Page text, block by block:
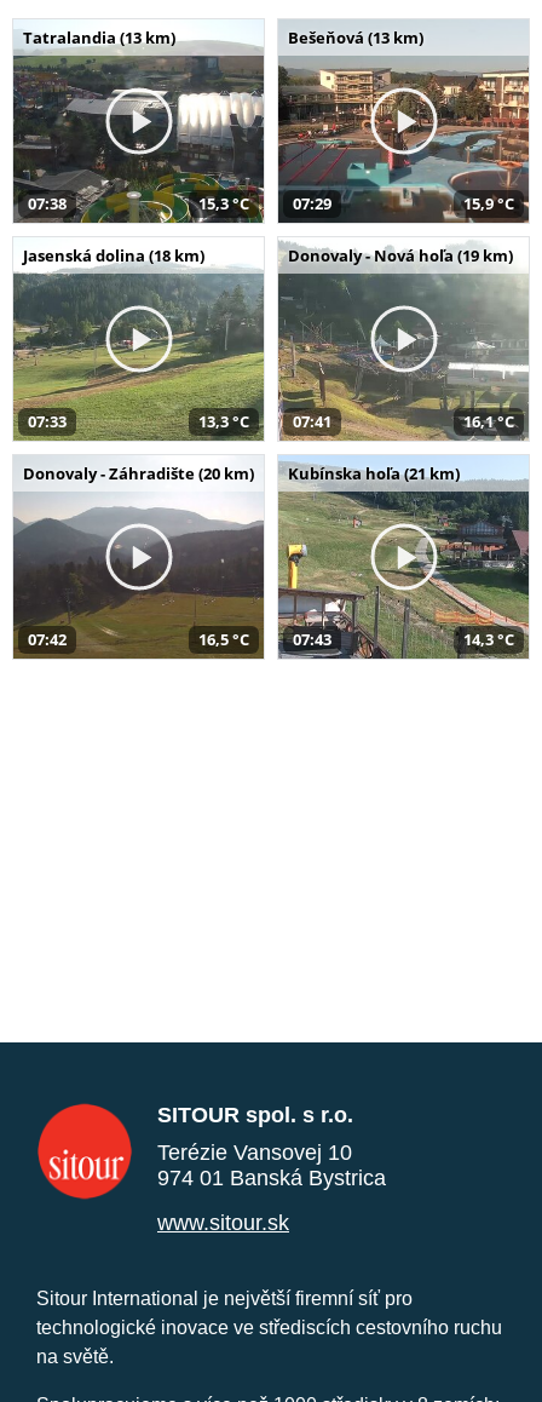
Tatralandia (13 km)
07:38 15,3 °C
Bešeňová (13 km)
07:29 15,9 °C
Jasenská dolina (18 km)
07:33 13,3 °C
Donovaly - Nová hoľa (19 km)
07:41 16,1 °C
Donovaly - Záhradište (20 km)
07:42 16,5 °C
Kubínska hoľa (21 km)
07:43 14,3 °C
SITOUR spol. s r.o.
Terézie Vansovej 10
974 01 Banská Bystrica
www.sitour.sk
Sitour International je největší firemní síť pro
technologické inovace ve střediscích cestovního ruchu
na světě.